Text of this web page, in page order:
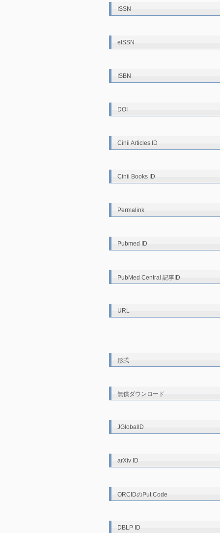
ISSN
eISSN
ISBN
DOI
Cinii Articles ID
Cinii Books ID
Permalink
Pubmed ID
PubMed Central 記事ID
URL
形式
無償ダウンロード
JGlobalID
arXiv ID
ORCIDのPut Code
DBLP ID